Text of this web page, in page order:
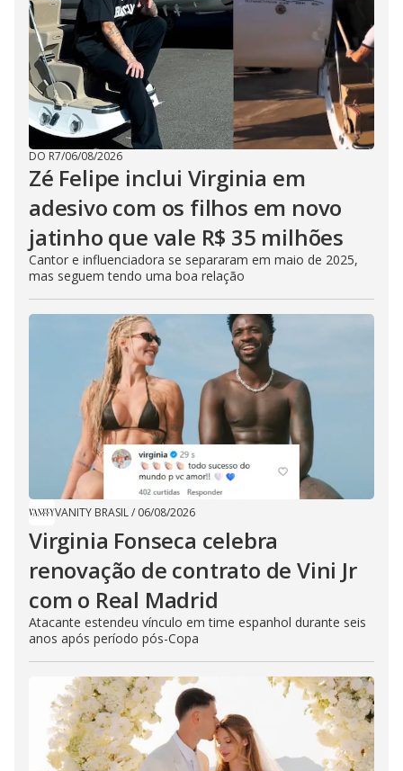
DO R7/06/08/2026
Zé Felipe inclui Virginia em
adesivo com os filhos em novo
jatinho que vale R$ 35 milhões
Cantor e influenciadora se separaram em maio de 2025,
mas seguem tendo uma boa relação
VANITY BRASIL/ 06/08/2026
Virginia Fonseca celebra
renovação de contrato de Vini Jr
com o Real Madrid
Atacante estendeu vínculo em time espanhol durante seis
anos após período pós-Copa